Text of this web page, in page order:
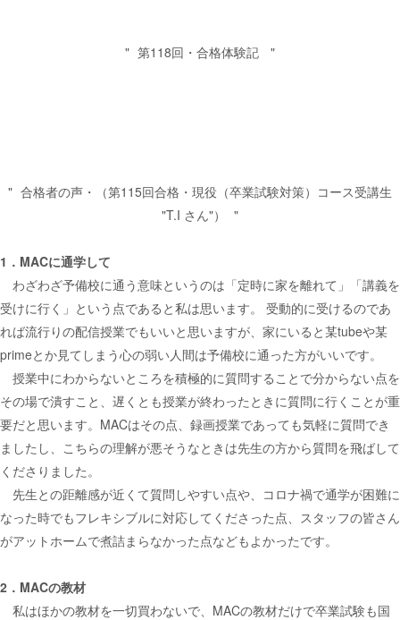
第118回・合格体験記
合格者の声・（第115回合格・現役（卒業試験対策）コース受講生
"T.I さん"）
1．MACに通学して
わざわざ予備校に通う意味というのは「定時に家を離れて」「講義を
受けに行く」という点であると私は思います。 受動的に受けるのであ
れば流行りの配信授業でもいいと思いますが、家にいると某tubeや某
primeとか見てしまう心の弱い人間は予備校に通った方がいいです。
授業中にわからないところを積極的に質問することで分からない点を
その場で潰すこと、遅くとも授業が終わったときに質問に行くことが重
要だと思います。MACはその点、録画授業であっても気軽に質問でき
ましたし、こちらの理解が悪そうなときは先生の方から質問を飛ばして
くださりました。
先生との距離感が近くて質問しやすい点や、コロナ禍で通学が困難に
なった時でもフレキシブルに対応してくださった点、スタッフの皆さん
がアットホームで煮詰まらなかった点などもよかったです。
2．MACの教材
私はほかの教材を一切買わないで、MACの教材だけで卒業試験も国